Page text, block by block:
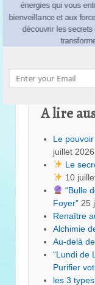
A lire
Le
juillet 2026
Le
10
“Bulle
Foyer” 25
Renaître
Alchimie
Au-delà
“Lundi de
Purifier
les 3
énergies qui vous
bienveillance et aux
découvrir les